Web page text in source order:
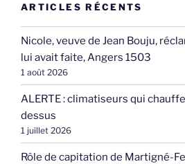
ARTICLES RÉCENTS
Nicole, veuve de Jean Bouju,
lui avait faite, Angers 1503
1 août 2026
ALERTE : climatiseurs qui
dessus
1 juillet 2026
Rôle de capitation de Martigné-